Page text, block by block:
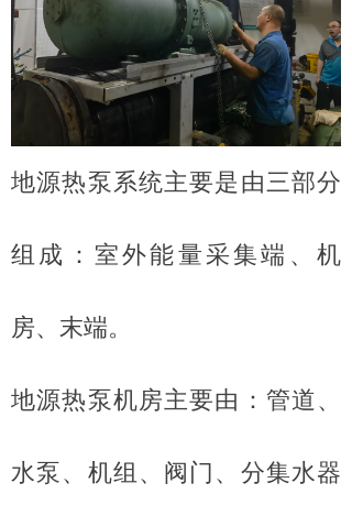
地源热泵系统主要是由三部分
组成：室外能量采集端、机
房、末端。
地源热泵机房主要由：管道、
水泵、机组、阀门、分集水器